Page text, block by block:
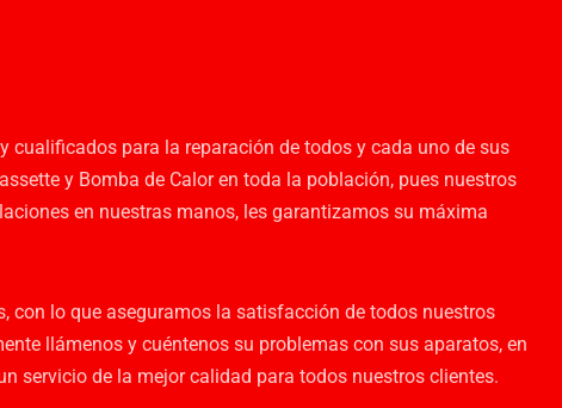
cualificados para la reparación de todos y cada uno de sus
y Bomba de Calor en toda la población, pues nuestros
en nuestras manos, les garantizamos su máxima
con lo que aseguramos la satisfacción de todos nuestros
llámenos y cuéntenos su problemas con sus aparatos, en
servicio de la mejor calidad para todos nuestros clientes.